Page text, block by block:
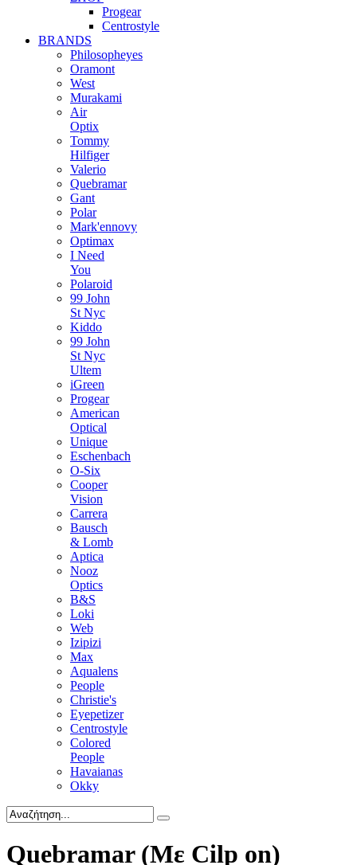
Progear
Centrostyle
BRANDS
Philosopheyes
Oramont
West
Murakami
Air
Optix
Tommy
Hilfiger
Valerio
Quebramar
Gant
Polar
Mark'ennovy
Optimax
I Need
You
Polaroid
99 John
St Nyc
Kiddo
99 John
St Nyc
Ultem
iGreen
Progear
American
Optical
Unique
Eschenbach
O-Six
Cooper
Vision
Carrera
Bausch
& Lomb
Aptica
Nooz
Optics
Β&S
Loki
Web
Izipizi
Max
Aqualens
People
Christie's
Eyepetizer
Centrostyle
Colored
People
Havaianas
Okky
Quebramar (Με Cilp on)